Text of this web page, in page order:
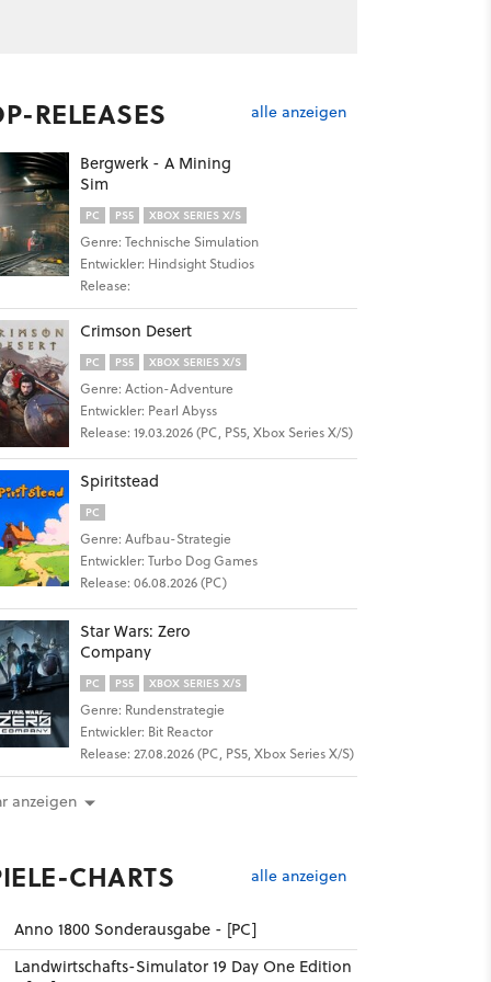
100
30
6
RELEASES alle anzeigen
Bergwerk - A Mining
Sim
PC PS5 XBOX SERIES X/S
Genre: Technische Simulation
Entwickler: Hindsight Studios
Release:
Crimson Desert
PC PS5 XBOX SERIES X/S
Genre: Action-Adventure
Entwickler: Pearl Abyss
Release: 19.03.2026 (PC, PS5, Xbox Series X/S)
Spiritstead
PC
Genre: Aufbau-Strategie
Entwickler: Turbo Dog Games
Release: 06.08.2026 (PC)
Star Wars: Zero
Company
PC PS5 XBOX SERIES X/S
Genre: Rundenstrategie
Entwickler: Bit Reactor
Release: 27.08.2026 (PC, PS5, Xbox Series X/S)
anzeigen
CHARTS alle anzeigen
Anno 1800 Sonderausgabe - [PC]
Landwirtschafts-Simulator 19 Day One Edition